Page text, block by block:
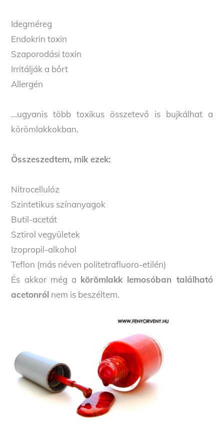
Idegméreg
Endokrin toxin
Szaporodási toxin
Irritálják a bőrt
Allergén
…ugyanis több toxikus összetevő is bujkálhat a
körömlakkokban.
Összeszedtem, mik ezek:
Nitrocellulóz
Szintetikus színanyagok
Butil-acetát
Sztirol vegyületek
Izopropil-alkohol
Teflon (más néven politetrafluoro-etilén)
És akkor még a körömlakk lemosóban található
acetonról nem is beszéltem.